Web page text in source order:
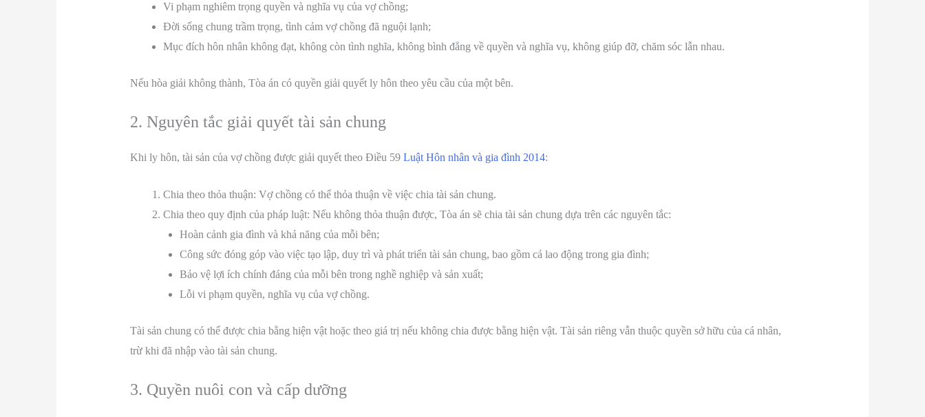
Vi phạm nghiêm trọng quyền và nghĩa vụ của vợ chồng;
Đời sống chung trầm trọng, tình cảm vợ chồng đã nguội lạnh;
Mục đích hôn nhân không đạt, không còn tình nghĩa, không bình đẳng về quyền và nghĩa vụ, không giúp đỡ, chăm sóc lẫn nhau.
Nếu hòa giải không thành, Tòa án có quyền giải quyết ly hôn theo yêu cầu của một bên.
2. Nguyên tắc giải quyết tài sản chung
Khi ly hôn, tài sản của vợ chồng được giải quyết theo Điều 59 Luật Hôn nhân và gia đình 2014:
Chia theo thỏa thuận: Vợ chồng có thể thỏa thuận về việc chia tài sản chung.
Chia theo quy định của pháp luật: Nếu không thỏa thuận được, Tòa án sẽ chia tài sản chung dựa trên các nguyên tắc:
Hoàn cảnh gia đình và khả năng của mỗi bên;
Công sức đóng góp vào việc tạo lập, duy trì và phát triển tài sản chung, bao gồm cả lao động trong gia đình;
Bảo vệ lợi ích chính đáng của mỗi bên trong nghề nghiệp và sản xuất;
Lỗi vi phạm quyền, nghĩa vụ của vợ chồng.
Tài sản chung có thể được chia bằng hiện vật hoặc theo giá trị nếu không chia được bằng hiện vật. Tài sản riêng vẫn thuộc quyền sở hữu của cá nhân,
trừ khi đã nhập vào tài sản chung.
3. Quyền nuôi con và cấp dưỡng